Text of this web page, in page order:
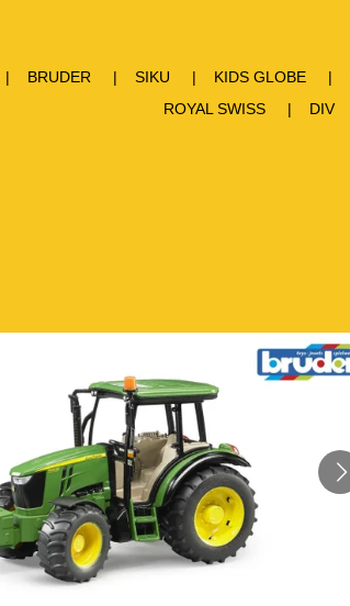
BRUDER SIKU KIDS GLOBE
ROYAL SWISS
DIV